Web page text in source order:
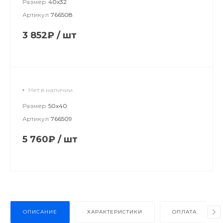
Размер 40х32
Артикул 766508
3 852₽ / шт
Нет в наличии
Размер 50х40
Артикул 766509
5 760₽ / шт
ОПИСАНИЕ ХАРАКТЕРИСТИКИ ОПЛАТА